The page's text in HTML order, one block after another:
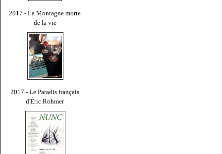
2017 - La Montagne morte
de la vie
2017 - Le Paradis français
d'Éric Rohmer